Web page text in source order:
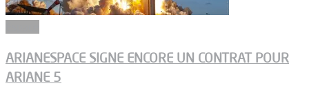
ARIANESPACE SIGNE ENCORE UN CONTRAT POUR
ARIANE 5